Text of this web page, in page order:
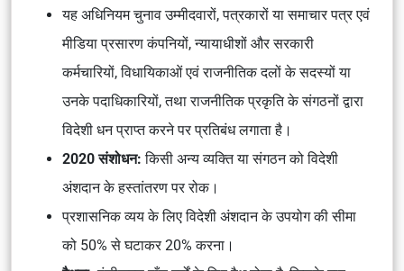
यह अधिनियम चुनाव उम्मीदवारों, पत्रकारों या समाचार पत्र एवं
मीडिया प्रसारण कंपनियों, न्यायाधीशों और सरकारी
कर्मचारियों, विधायिकाओं एवं राजनीतिक दलों के सदस्यों या
उनके पदाधिकारियों, तथा राजनीतिक प्रकृति के संगठनों द्वारा
विदेशी धन प्राप्त करने पर प्रतिबंध लगाता है।
2020 संशोधन: किसी अन्य व्यक्ति या संगठन को विदेशी
अंशदान के हस्तांतरण पर रोक।
प्रशासनिक व्यय के लिए विदेशी अंशदान के उपयोग की सीमा
को 50% से घटाकर 20% करना।